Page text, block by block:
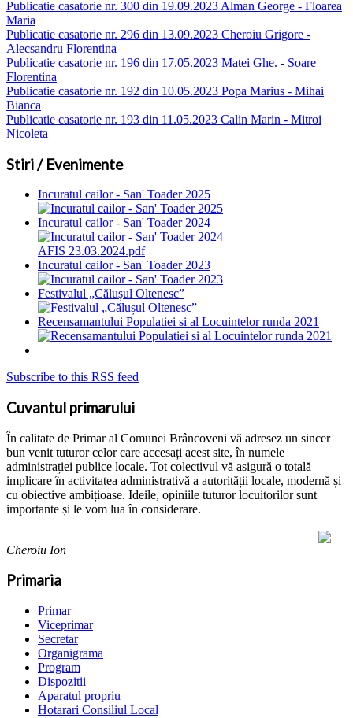
Publicatie casatorie nr. 300 din 19.09.2023 Alman George - Floarea
Maria
Publicatie casatorie nr. 296 din 13.09.2023 Cheroiu Grigore -
Alecsandru Florentina
Publicatie casatorie nr. 196 din 17.05.2023 Matei Ghe. - Soare
Florentina
Publicatie casatorie nr. 192 din 10.05.2023 Popa Marius - Mihai
Bianca
Publicatie casatorie nr. 193 din 11.05.2023 Calin Marin - Mitroi
Nicoleta
Stiri / Evenimente
Incuratul cailor - San' Toader 2025
Incuratul cailor - San' Toader 2024
AFIS 23.03.2024.pdf
Incuratul cailor - San' Toader 2023
Festivalul „Călușul Oltenesc”
Recensamantului Populatiei si al Locuintelor runda 2021
Subscribe to this RSS feed
Cuvantul primarului
În calitate de Primar al Comunei Brâncoveni vă adresez un sincer
bun venit tuturor celor care accesați acest site, în numele
administrației publice locale. Tot colectivul vă asigură o totală
implicare în activitatea administrativă a autorității locale, modernă și
cu obiective ambițioase. Ideile, opiniile tuturor locuitorilor sunt
importante și le vom lua în considerare.
Cheroiu Ion
Primaria
Primar
Viceprimar
Secretar
Organigrama
Program
Dispozitii
Aparatul propriu
Hotarari Consiliul Local